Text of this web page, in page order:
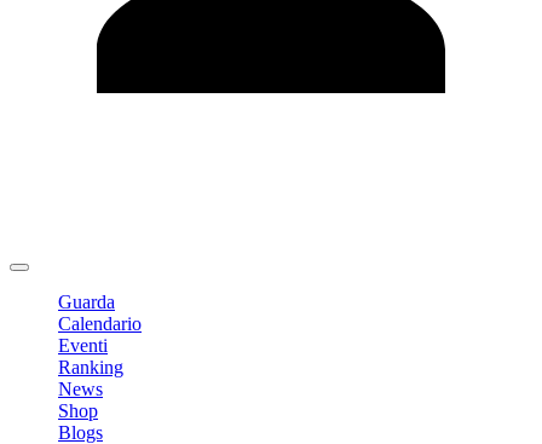
Guarda
Calendario
Eventi
Ranking
News
Shop
Blogs